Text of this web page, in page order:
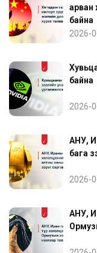
арван
байна
2026-
байна
2026-
АНУ,
бага
2026-
АНУ,